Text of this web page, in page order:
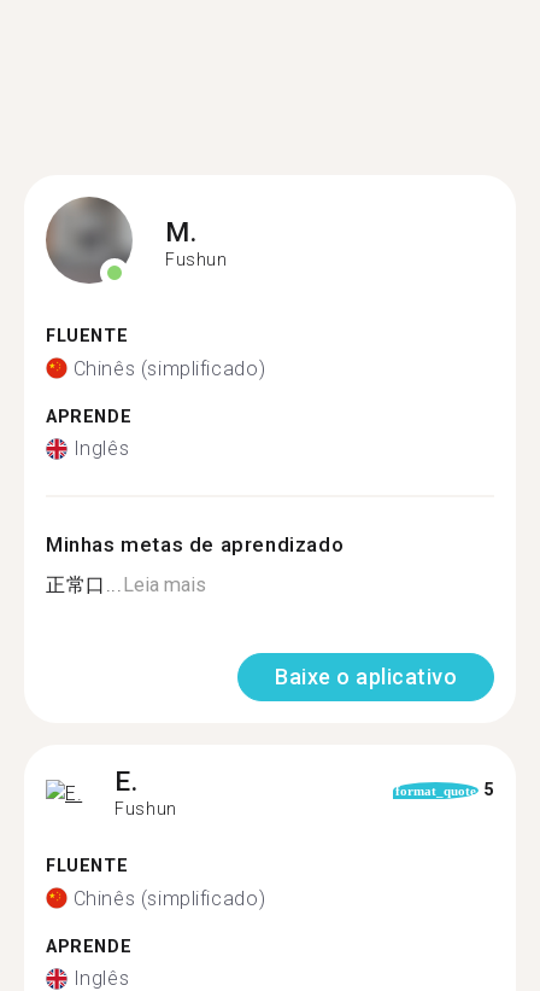
M.
Fushun
FLUENTE
Chinês (simplificado)
APRENDE
Inglês
Minhas metas de aprendizado
正常口...Leia mais
Baixe o aplicativo
E.
Fushun
format_quote 5
FLUENTE
Chinês (simplificado)
APRENDE
Inglês